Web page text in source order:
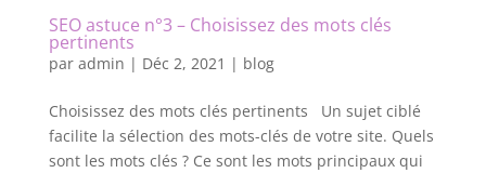
SEO astuce n°3 – Choisissez des mots clés
pertinents
par admin | Déc 2, 2021 | blog
Choisissez des mots clés pertinents Un sujet ciblé
facilite la sélection des mots-clés de votre site. Quels
sont les mots clés ? Ce sont les mots principaux qui